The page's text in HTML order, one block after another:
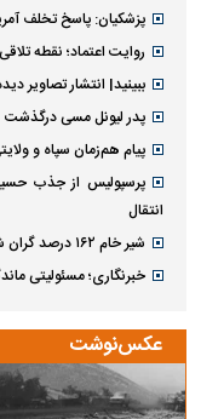
پزشکیان: پاسخ تخلف
روایت اعتماد؛ نقطه
ببینید| انتشار تصاویر
پدر لیونل مسی درگذشت
پیام هم‌زمان سپاه و
انتقال
شیر خام ۱۶۲ درصد گران شد؛ مصرف لبنیات ۱۰ درصد کاهش یافت!
خبرنگاری؛ مسئولیتی
عکس‌نوشت